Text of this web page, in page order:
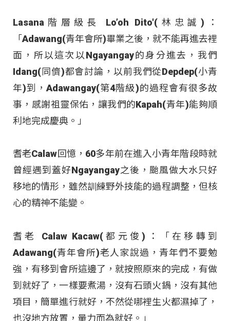
Lasana階層級長 Lo’oh Dito'(林忠誠)：
「Adawang(青年會所)畢業之後，就不能再進去裡
面，所以這次以Ngayangay的身分進去，我們
Idang(同儕)都會討論，以前我們從Depdep(小青
年)到，Adawangay(第4階級)的過程會有很多故
事，感謝祖靈保佑，讓我們的Kapah(青年)能夠順
利地完成慶典。」
耆老Calaw回憶，60多年前在進入小青年階段時就
曾經遇到蓋好Ngayangay之後，颱風做大水只好
移地的情形，雖然訓練野外技能的過程調整，但核
心的精神不能變。
耆老 Calaw Kacaw(都元俊)：「在移轉到
Adawang(青年會所)老人家說過，青年們不要勉
強，有移到會所這邊了，就按照原來的完成，有做
到就好了，一樣要煮湯，沒有石頭火鍋，沒有其他
項目，簡單進行就好，不然從哪裡生火都濕掉了，
也沒地方放置，量力而為就好。」